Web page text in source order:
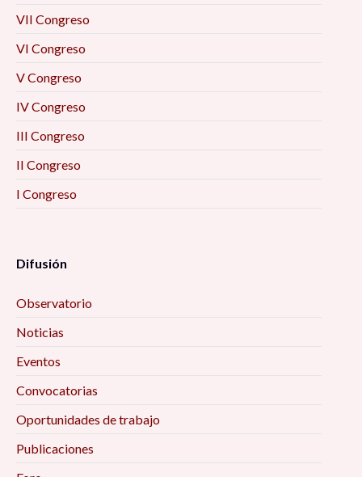
VII Congreso
VI Congreso
V Congreso
IV Congreso
III Congreso
II Congreso
I Congreso
Difusión
Observatorio
Noticias
Eventos
Convocatorias
Oportunidades de trabajo
Publicaciones